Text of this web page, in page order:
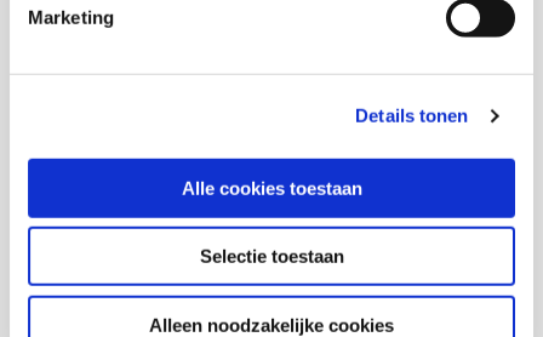
Marketing
Details tonen
Alle cookies toestaan
Selectie toestaan
Alleen noodzakelijke cookies
Thema's
Deel deze publicatie op: